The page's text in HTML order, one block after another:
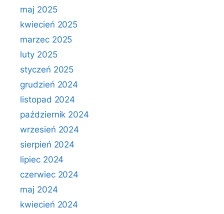
maj 2025
kwiecień 2025
marzec 2025
luty 2025
styczeń 2025
grudzień 2024
listopad 2024
październik 2024
wrzesień 2024
sierpień 2024
lipiec 2024
czerwiec 2024
maj 2024
kwiecień 2024